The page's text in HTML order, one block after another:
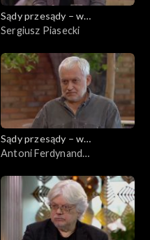
Sądy przesądy – w
powiększeniu
Sergiusz Piasecki
Sądy przesądy – w
powiększeniu
Antoni Ferdynand